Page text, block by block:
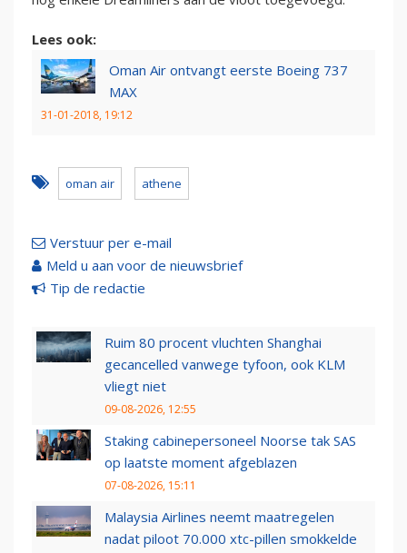
Lees ook:
Oman Air ontvangt eerste Boeing 737
MAX
31-01-2018, 19:12
oman air athene
Verstuur per e-mail
Meld u aan voor de nieuwsbrief
Tip de redactie
Ruim 80 procent vluchten Shanghai
gecancelled vanwege tyfoon, ook KLM
vliegt niet
09-08-2026, 12:55
Staking cabinepersoneel Noorse tak SAS
op laatste moment afgeblazen
07-08-2026, 15:11
Malaysia Airlines neemt maatregelen
nadat piloot 70.000 xtc-pillen smokkelde